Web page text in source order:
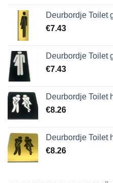
Deurbordje Toilet
€7.43
Deurbordje Toilet
€7.43
Deurbordje Toilet
€8.26
Deurbordje Toilet
€8.26